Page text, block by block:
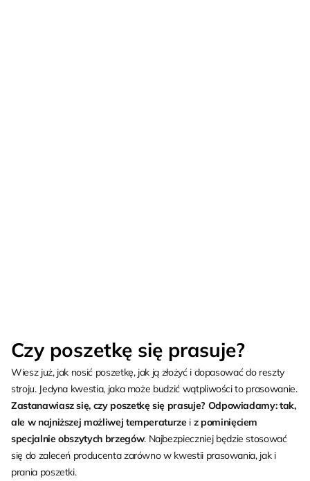
Czy poszetkę się prasuje?
Wiesz już, jak nosić poszetkę, jak ją złożyć i dopasować do reszty
stroju. Jedyna kwestia, jaka może budzić wątpliwości to prasowanie.
Zastanawiasz się, czy poszetkę się prasuje? Odpowiadamy: tak,
ale w najniższej możliwej temperaturze i z pominięciem
specjalnie obszytych brzegów. Najbezpieczniej będzie stosować
się do zaleceń producenta zarówno w kwestii prasowania, jak i
prania poszetki.